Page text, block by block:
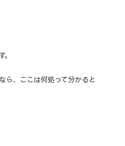
ら、ここは何処って分かると